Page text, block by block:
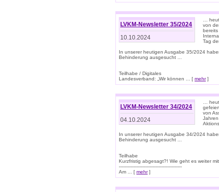
LVKM-Newsletter 35/2024
10.10.2024
…
von
bereits
Tag
In unserer heutigen Ausgabe 35/2024
Behinderung ausgesucht ...
Teilhabe / Digitales
Landesverband: „Wir können ... [ mehr]
LVKM-Newsletter 34/2024
04.10.2024
…
von
In unserer heutigen Ausgabe 34/2024
Behinderung ausgesucht ...
Teilhabe
Kurzfristig abgesagt?! Wie geht es weiter
-------------------------------------------
Am ... [ mehr]